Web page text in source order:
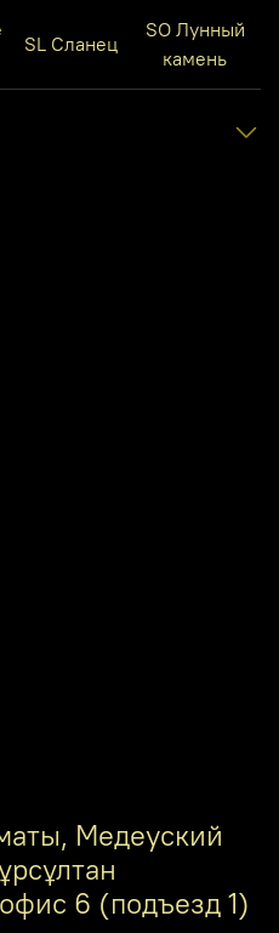
SL Сланец
SO Лунный
камень
Медеуский
6 (подъезд 1)